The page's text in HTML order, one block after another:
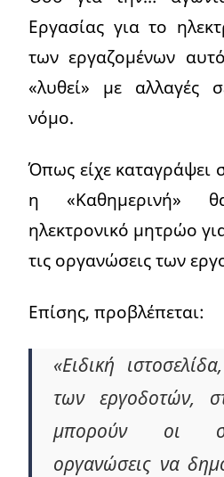
Εργασίας για το
των εργαζομένων
«λυθεί» με αλλαγές
νόμο.
Όπως είχε καταγράψει
η «Καθημερινή»
ηλεκτρονικό μητρώο
τις οργανώσεις των
Επίσης, προβλέπεται:
«Ειδική
των εργοδοτών,
μπορούν οι
οργανώσεις να